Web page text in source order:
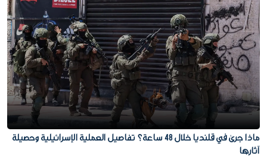
ماذا جرى في قلنديا خلال 48 ساعة؟ تفاصيل العملية الإسرائيلية وحصيلة
آثارها